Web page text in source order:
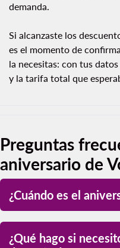
demanda.
Si alcanzaste los
es el momento de
la necesitas: con tus
y la tarifa total que
Preguntas
aniversario de
¿Cuándo es el
¿Qué hago si